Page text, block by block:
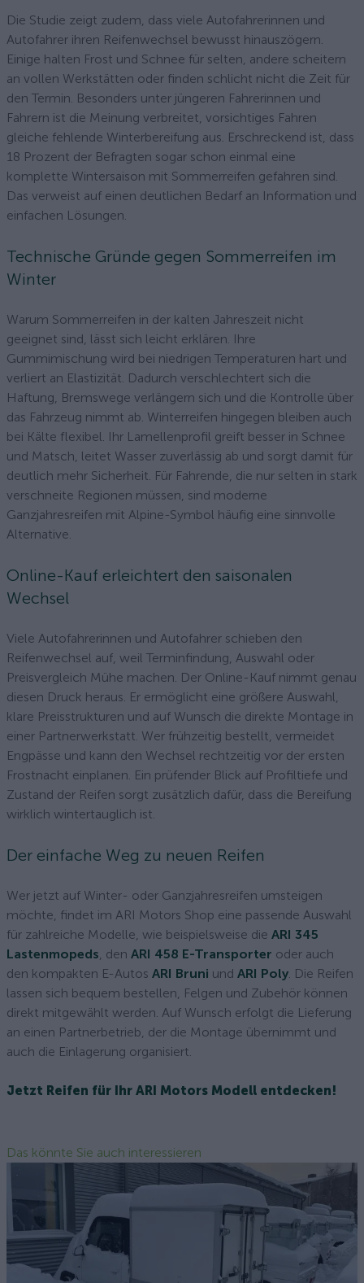
Die Studie zeigt zudem, dass viele Autofahrerinnen und
Autofahrer ihren Reifenwechsel bewusst hinauszögern.
Einige halten Frost und Schnee für selten, andere scheitern
an vollen Werkstätten oder finden schlicht nicht die Zeit für
den Termin. Besonders unter jüngeren Fahrerinnen und
Fahrern ist die Meinung verbreitet, vorsichtiges Fahren
gleiche fehlende Winterbereifung aus. Erschreckend ist, dass
18 Prozent der Befragten sogar schon einmal eine
komplette Wintersaison mit Sommerreifen gefahren sind.
Das verweist auf einen deutlichen Bedarf an Information und
einfachen Lösungen.
Technische Gründe gegen Sommerreifen im
Winter
Warum Sommerreifen in der kalten Jahreszeit nicht
geeignet sind, lässt sich leicht erklären. Ihre
Gummimischung wird bei niedrigen Temperaturen hart und
verliert an Elastizität. Dadurch verschlechtert sich die
Haftung, Bremswege verlängern sich und die Kontrolle über
das Fahrzeug nimmt ab. Winterreifen hingegen bleiben auch
bei Kälte flexibel. Ihr Lamellenprofil greift besser in Schnee
und Matsch, leitet Wasser zuverlässig ab und sorgt damit für
deutlich mehr Sicherheit. Für Fahrende, die nur selten in stark
verschneite Regionen müssen, sind moderne
Ganzjahresreifen mit Alpine-Symbol häufig eine sinnvolle
Alternative.
Online-Kauf erleichtert den saisonalen
Wechsel
Viele Autofahrerinnen und Autofahrer schieben den
Reifenwechsel auf, weil Terminfindung, Auswahl oder
Preisvergleich Mühe machen. Der Online-Kauf nimmt genau
diesen Druck heraus. Er ermöglicht eine größere Auswahl,
klare Preisstrukturen und auf Wunsch die direkte Montage in
einer Partnerwerkstatt. Wer frühzeitig bestellt, vermeidet
Engpässe und kann den Wechsel rechtzeitig vor der ersten
Frostnacht einplanen. Ein prüfender Blick auf Profiltiefe und
Zustand der Reifen sorgt zusätzlich dafür, dass die Bereifung
wirklich wintertauglich ist.
Der einfache Weg zu neuen Reifen
Wer jetzt auf Winter- oder Ganzjahresreifen umsteigen
möchte, findet im ARI Motors Shop eine passende Auswahl
für zahlreiche Modelle, wie beispielsweise die ARI 345
Lastenmopeds, den ARI 458 E-Transporter oder auch
den kompakten E-Autos ARI Bruni und ARI Poly. Die Reifen
lassen sich bequem bestellen, Felgen und Zubehör können
direkt mitgewählt werden. Auf Wunsch erfolgt die Lieferung
an einen Partnerbetrieb, der die Montage übernimmt und
auch die Einlagerung organisiert.
Jetzt Reifen für Ihr ARI Motors Modell entdecken!
Das könnte Sie auch interessieren